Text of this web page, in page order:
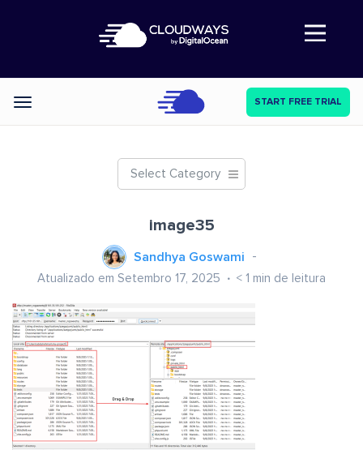
Abre a navegação
Categories START FREE TRIAL
Select Category
image35
Sandhya Goswami
Atualizado em Setembro 17, 2025 < 1 min de leitura